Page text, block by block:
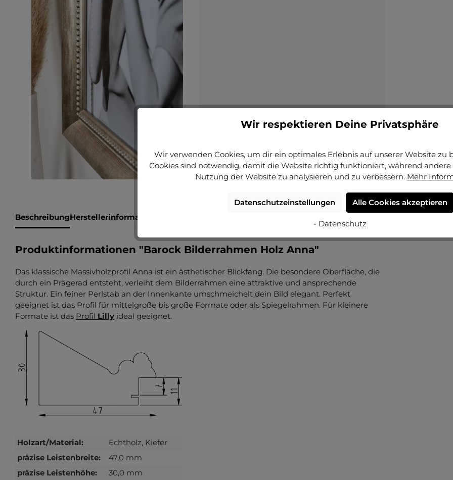
BeschreibungHerstellerinformationen
Produktinformationen "Barock Bilderrahmen Holz Anna"
Das klassische Massivholzprofil Anna ist ein ästhetischer Blickfang. Die besondere Oberfläche, die
durch ein Prägerad entsteht, verleiht dem Bilderrahmen eine attraktive und ansprechende
Struktur. Ein feiner Perlstab an der Innenkante umschmeichelt dein Bild elegant. Perfekt
geeignet ist das Profil für mittelgroße bis große Formate oder als Spiegelrahmen. Für kleinere
Formate ist das Profil Lilly ideal geeignet.
Holzart/Material:
Echtholz, Kiefer
präzise Leistenbreite:
47,0 mm
präzise Leistenhöhe:
30,0 mm
Wir respektieren Deine Privatsphäre
Wir verwenden Cookies, um dir ein optimales Erlebnis auf unserer Website zu
Cookies sind notwendig, damit die Website richtig funktioniert, während andere
Nutzung der Website zu analysieren und zu verbessern. Mehr
Datenschutzeinstellungen Alle Cookies akzeptieren
- Datenschutz